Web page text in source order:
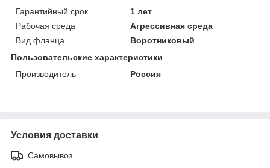
Гарантийный срок
1 лет
Рабочая среда
Агрессивная среда
Вид фланца
Воротниковый
Пользовательские характеристики
Производитель
Россия
Условия доставки
Самовывоз